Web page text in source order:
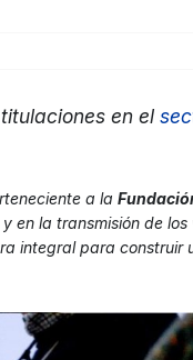
en el
a la
en la transmisión de los
integral para construir